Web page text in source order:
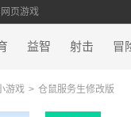
网页游戏
益智 射击 冒
游戏 > 仓鼠服务生修改版